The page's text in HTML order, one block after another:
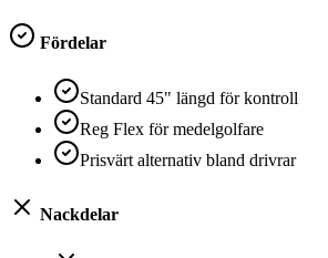
Fördelar
Standard 45" längd för kontroll
Reg Flex för medelgolfare
Prisvärt alternativ bland drivrar
Nackdelar